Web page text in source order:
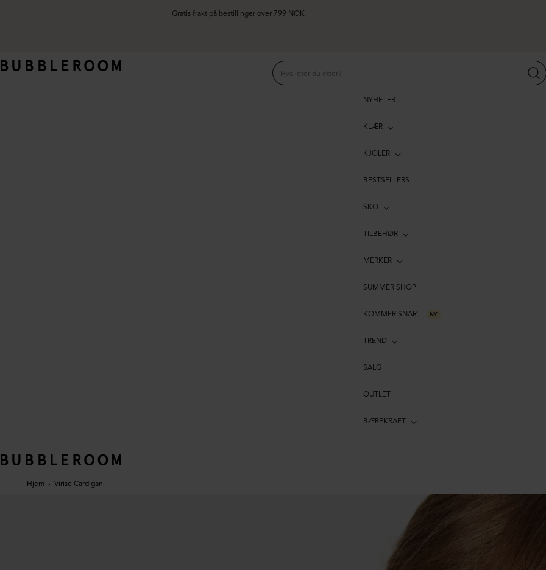
Gratis frakt på bestillinger over 799 NOK
NYHETER
KLÆR
KJOLER
BESTSELLERS
SKO
TILBEHØR
MERKER
SUMMER SHOP
KOMMER SNART NY
TREND
SALG
OUTLET
BÆREKRAFT
Hjem › Virise Cardigan